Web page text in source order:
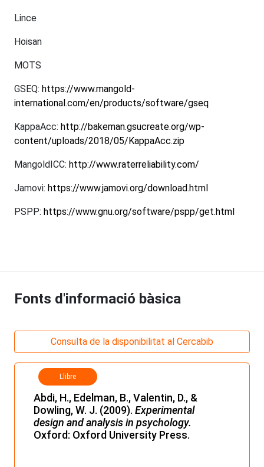
Lince
Hoisan
MOTS
GSEQ: https://www.mangold-
international.com/en/products/software/gseq
KappaAcc: http://bakeman.gsucreate.org/wp-
content/uploads/2018/05/KappaAcc.zip
MangoldICC: http://www.raterreliability.com/
Jamovi: https://www.jamovi.org/download.html
PSPP: https://www.gnu.org/software/pspp/get.html
Fonts d'informació bàsica
Consulta de la disponibilitat al Cercabib
Llibre
Abdi, H., Edelman, B., Valentin, D., &
Dowling, W. J. (2009). Experimental
design and analysis in psychology.
Oxford: Oxford University Press.